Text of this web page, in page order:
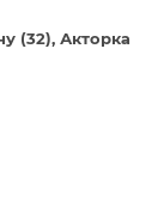
(32) Акторка